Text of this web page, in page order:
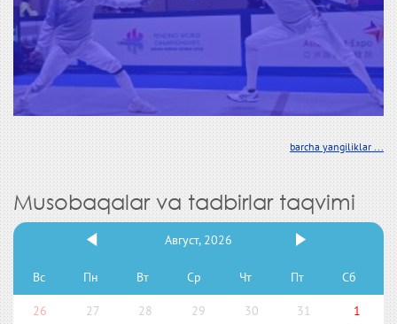
barcha yangiliklar ...
Musobaqalar va tadbirlar taqvimi
Август, 2026
Вс Пн Вт Ср Чт Пт Сб
26 27 28 29 30 31
1